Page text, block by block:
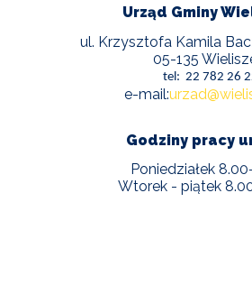
Urząd Gminy
ul. Krzysztofa Kamila
05-135
tel: 22 782 26
e-mail:
Godziny pracy
Poniedziałek
Wtorek - piątek